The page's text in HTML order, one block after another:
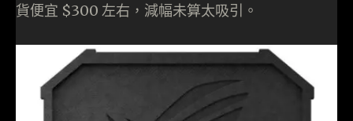
貨便宜 $300 左右，減幅未算太吸引。